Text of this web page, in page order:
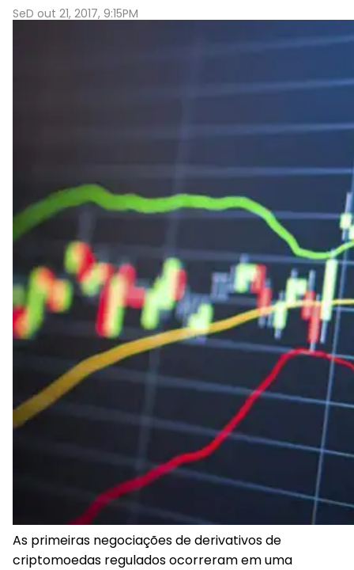
SeD out 21, 2017, 9:15PM
As primeiras negociações de derivativos de
criptomoedas regulados ocorreram em uma